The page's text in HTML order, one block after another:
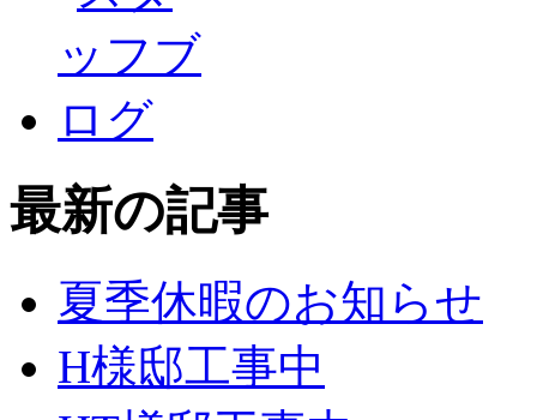
最新の記事
夏季休暇のお知らせ
H様邸工事中